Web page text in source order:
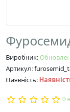
Виробник:
Артикул:
Наявність:
0